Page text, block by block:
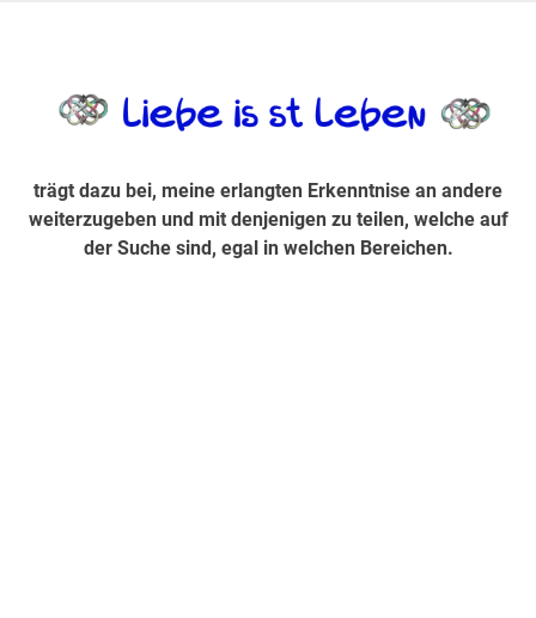
Suche sind, egal in welchen Bereichen.
trägt dazu bei, meine erlangten Erkenntnise an andere
weiterzugeben und mit denjenigen zu teilen, welche auf
der Suche sind, egal in welchen Bereichen.